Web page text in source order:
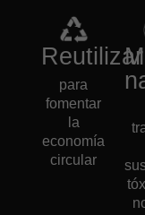
Reutilizar
para
fomentar
la
economía
circular